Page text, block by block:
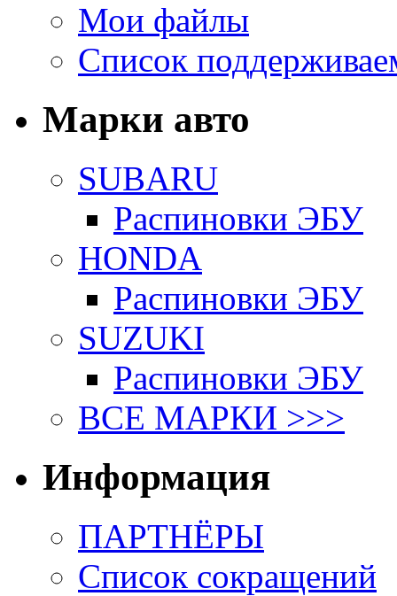
Мои файлы
Список
Марки авто
SUBARU
Распиновки ЭБУ
HONDA
Распиновки ЭБУ
SUZUKI
Распиновки ЭБУ
ВСЕ МАРКИ >>>
Информация
ПАРТНЁРЫ
Список сокращений